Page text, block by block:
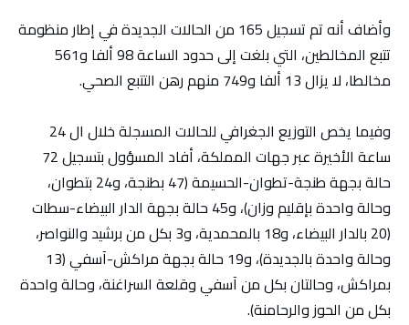
وأضاف أنه تم تسجيل 165 من الحالات الجديدة في إطار منظومة
تتبع المخالطين، التي بلغت إلى حدود الساعة 98 ألفا و561
مخالطا، لا يزال 13 ألفا و749 منهم رهن التتبع الصحي.
وفيما يخص التوزيع الجغرافي للحالات المسجلة خلال ال 24
ساعة الأخيرة عبر جهات المملكة، أفاد المسؤول بتسجيل 72
حالة بجهة طنجة-تطوان-الحسيمة (47 بطنجة، و24 بتطوان،
وحالة واحدة بإقليم وزان)، و45 حالة بجهة الدار البيضاء-سطات
(20 بالدار البيضاء، و18 بالمحمدية، و3 بكل من برشيد والنواصر،
وحالة واحدة بالجديدة)، و19 حالة بجهة مراكش-آسفي (13
بمراكش، وحالتان بكل من آسفي وقلعة السراغنة، وحالة واحدة
بكل من الحوز والرحامنة).